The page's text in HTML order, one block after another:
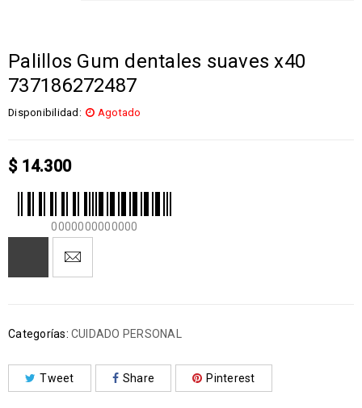
Palillos Gum dentales suaves x40
737186272487
Disponibilidad: Agotado
$14.300
0000000000000
Categorías: CUIDADO PERSONAL
Tweet Share Pinterest